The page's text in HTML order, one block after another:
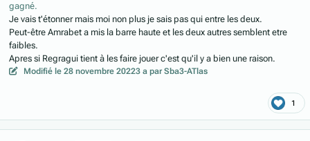
gagné.
Je vais t'étonner mais moi non plus je sais pas qui entre les deux.
Peut-être Amrabet a mis la barre haute et les deux autres semblent etre
faibles.
Apres si Regragui tient à les faire jouer c'est qu'il y a bien une raison.
Modifié le 28 novembre 20223 a par Sba3-ATlas
1